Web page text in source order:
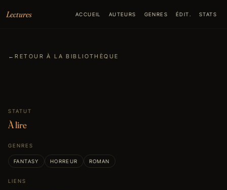
Lectures
ACCUEIL AUTEURS GENRES ÉDIT. STATS
←RETOUR À LA BIBLIOTHÈQUE
STATUT
À lire
GENRES
FANTASY HORREUR ROMAN
LIENS